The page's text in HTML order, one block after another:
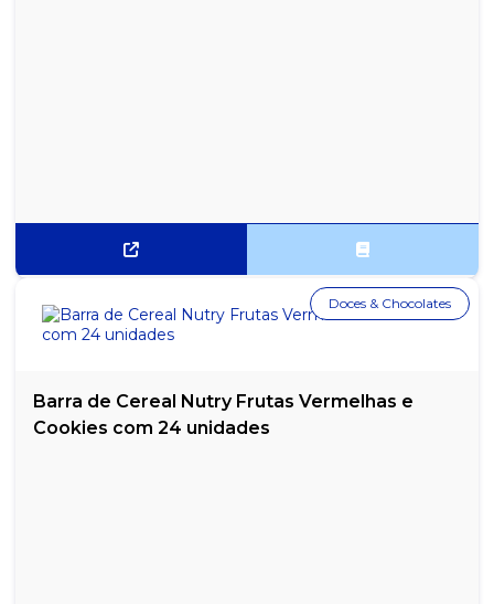
Barra de Cereal Nutry Frutas Vermelhas e
Cookies com 24 unidades
Doces & Chocolates